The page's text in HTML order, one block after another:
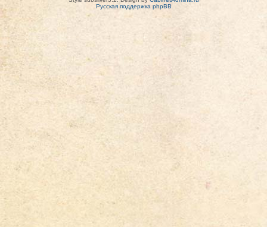
Русская поддержка phpBB